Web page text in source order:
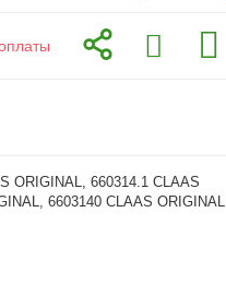
ORIGINAL, 660314.1 CLAAS
6603140 CLAAS ORIGINAL